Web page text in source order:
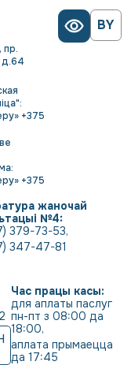
BY
пр.
д.64
+375
+375
жаночай
№4:
379-73-53,
347-47-81
Час працы касы:
для аплаты паслуг
пн-пт з 08:00 да
18:00,
аплата прымаецца
да 17:45